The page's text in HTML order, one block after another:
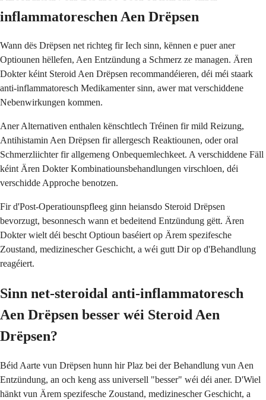
inflammatoreschen Aen Drëpsen
Wann dës Drëpsen net richteg fir Iech sinn, kënnen e puer aner
Optiounen hëllefen, Aen Entzündung a Schmerz ze managen. Ären
Dokter kéint Steroid Aen Drëpsen recommandéieren, déi méi staark
anti-inflammatoresch Medikamenter sinn, awer mat verschiddene
Nebenwirkungen kommen.
Aner Alternativen enthalen kënschtlech Tréinen fir mild Reizung,
Antihistamin Aen Drëpsen fir allergesch Reaktiounen, oder oral
Schmerzliichter fir allgemeng Onbequemlechkeet. A verschiddene Fäll
kéint Ären Dokter Kombinatiounsbehandlungen virschloen, déi
verschidde Approche benotzen.
Fir d'Post-Operatiounspfleeg ginn heiansdo Steroid Drëpsen
bevorzugt, besonnesch wann et bedeitend Entzündung gëtt. Ären
Dokter wielt déi bescht Optioun baséiert op Ärem spezifesche
Zoustand, medizinescher Geschicht, a wéi gutt Dir op d'Behandlung
reagéiert.
Sinn net-steroidal anti-inflammatoresch
Aen Drëpsen besser wéi Steroid Aen
Drëpsen?
Béid Aarte vun Drëpsen hunn hir Plaz bei der Behandlung vun Aen
Entzündung, an och keng ass universell "besser" wéi déi aner. D'Wiel
hänkt vun Ärem spezifesche Zoustand, medizinescher Geschicht, a